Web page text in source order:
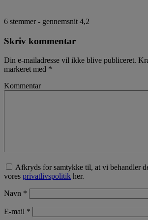
6 stemmer - gennemsnit 4,2
Skriv kommentar
Din e-mailadresse vil ikke blive publiceret.
markeret med *
Kommentar
Afkryds for samtykke til, at vi behandler
vores privatlivspolitik her.
Navn *
E-mail *